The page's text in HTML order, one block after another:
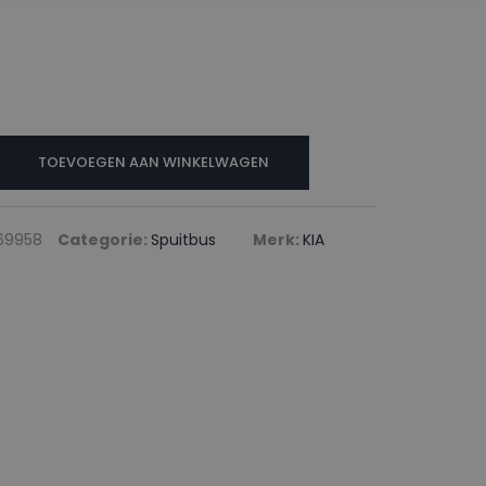
TOEVOEGEN AAN WINKELWAGEN
Categorie: Spuitbus Merk: KIA